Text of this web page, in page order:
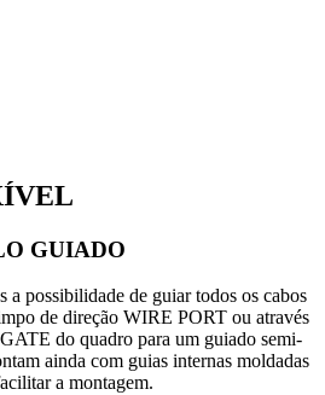
GUIADO
a possibilidade de guiar todos os cabos
de direção WIRE PORT ou através
do quadro para um guiado semi-
ainda com guias internas moldadas
a montagem.